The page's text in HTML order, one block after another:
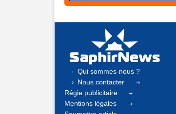
Qui sommes-nous ?
Nous contacter
Régie publicitaire
Mentions légales